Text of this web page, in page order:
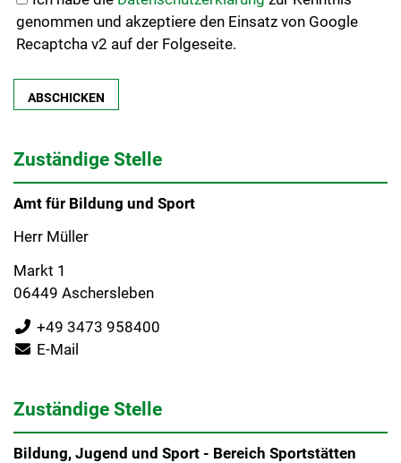
genommen und akzeptiere den Einsatz von Google
Recaptcha v2 auf der Folgeseite.
Zuständige Stelle
Amt für Bildung und Sport
Herr Müller
Markt 1
06449 Aschersleben
+49 3473 958400
E-Mail
Zuständige Stelle
Bildung, Jugend und Sport - Bereich Sportstätten